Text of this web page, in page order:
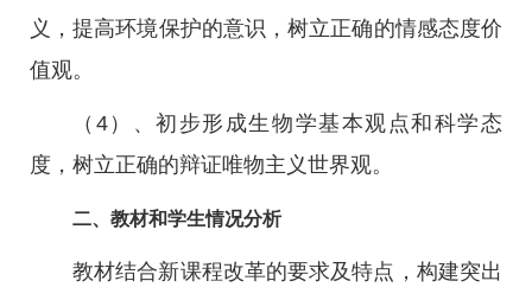
义，提高环境保护的意识，树立正确的情感态度价
值观。
（4）、初步形成生物学基本观点和科学态
度，树立正确的辩证唯物主义世界观。
二、教材和学生情况分析
教材结合新课程改革的要求及特点，构建突出